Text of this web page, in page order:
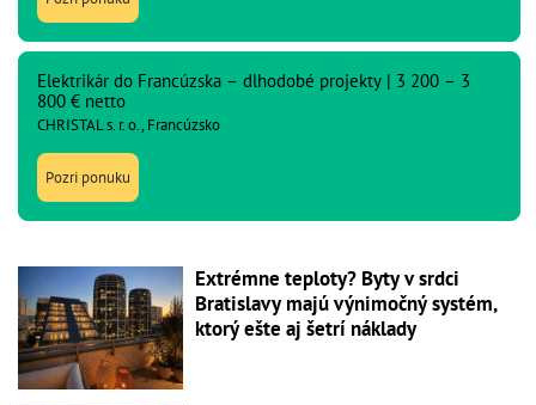
Elektrikár do Francúzska – dlhodobé projekty | 3 200 – 3
800 € netto
CHRISTAL s. r. o., Francúzsko
Pozri ponuku
Extrémne teploty? Byty v srdci
Bratislavy majú výnimočný systém,
ktorý ešte aj šetrí náklady